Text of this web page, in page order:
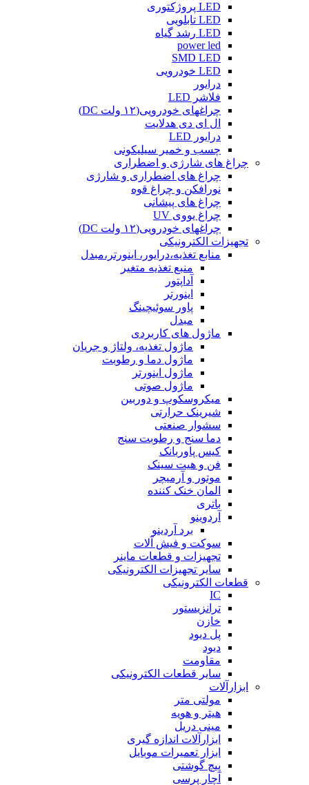
LED پروژکتوری
LED تابلویی
LED رشد گیاه
power led
SMD LED
LED خودرویی
درایور
فلاشر LED
چراغهای خودرویی(۱۲ ولت DC)
ال ای دی هدلایت
درایور LED
چسب و خمیر سیلیکونی
چراغ های شارژی و اضطراری
چراغ های اضطراری و شارژی
نورافکن و چراغ قوه
چراغ های پیشانی
چراغ یووی UV
چراغهای خودرویی(۱۲ ولت DC)
تجهیزات الکترونیکی
منابع تغذیه،درایور، اینورتر،مبدل
منبع تغذیه متغیر
آداپتور
اینورتر
پاور سوئیچینگ
مبدل
ماژول های کاربردی
ماژول تغذیه، ولتاژ و جریان
ماژول دما و رطوبت
ماژول اینورتر
ماژول صوتی
میکروسکوپ و دوربین
شیرینک حرارتی
سشوار صنعتی
دما سنج و رطوبت سنج
کیس پاوربانک
فن و هیت سینک
موتور و آرمیچر
المان خنک کننده
باتری
آردوینو
برد آردینو
سوکت و فیش آلات
تجهیزات و قطعات ماینر
سایر تجهیزات الکترونیکی
قطعات الکترونیکی
IC
ترانزیستور
خازن
پل دیود
دیود
مقاومت
سایر قطعات الکترونیکی
ابزارآلات
مولتی متر
هیتر و هویه
مینی دریل
ابزارآلات اندازه گیری
ابزار تعمیرات موبایل
پیچ گوشتی
آچار پرسی